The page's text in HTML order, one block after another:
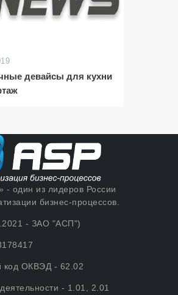
девайсы для кухни
один из лидеров России
бизнес-процессов.
- ЗАО "АСП")
код ОКВЭД - 62.02
- 1.01, 2.01